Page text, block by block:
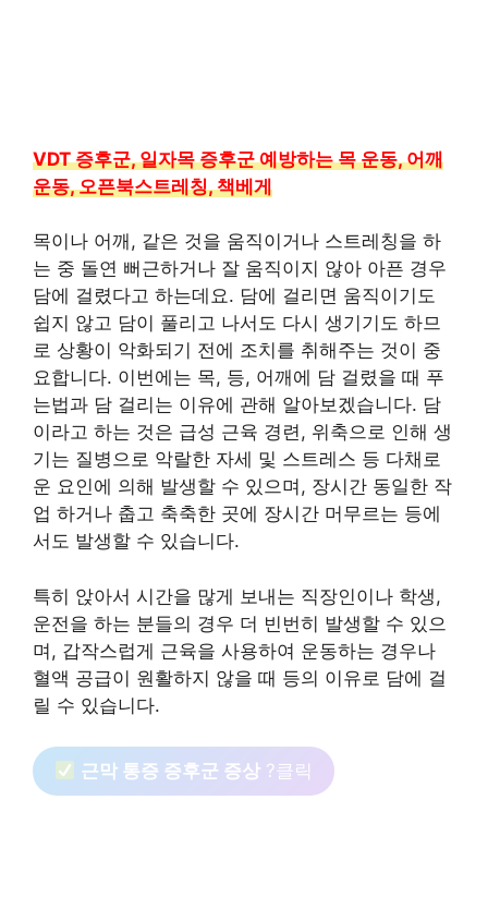
VDT 증후군, 일자목 증후군 예방하는 목 운동, 어깨
운동, 오픈북스트레칭, 책베게
목이나 어깨, 같은 것을 움직이거나 스트레칭을 하
는 중 돌연 뻐근하거나 잘 움직이지 않아 아픈 경우
담에 걸렸다고 하는데요. 담에 걸리면 움직이기도
쉽지 않고 담이 풀리고 나서도 다시 생기기도 하므
로 상황이 악화되기 전에 조치를 취해주는 것이 중
요합니다. 이번에는 목, 등, 어깨에 담 걸렸을 때 푸
는법과 담 걸리는 이유에 관해 알아보겠습니다. 담
이라고 하는 것은 급성 근육 경련, 위축으로 인해 생
기는 질병으로 악랄한 자세 및 스트레스 등 다채로
운 요인에 의해 발생할 수 있으며, 장시간 동일한 작
업 하거나 춥고 축축한 곳에 장시간 머무르는 등에
서도 발생할 수 있습니다.
특히 앉아서 시간을 많게 보내는 직장인이나 학생,
운전을 하는 분들의 경우 더 빈번히 발생할 수 있으
며, 갑작스럽게 근육을 사용하여 운동하는 경우나
혈액 공급이 원활하지 않을 때 등의 이유로 담에 걸
릴 수 있습니다.
근막 통증 증후군 증상 ?클릭